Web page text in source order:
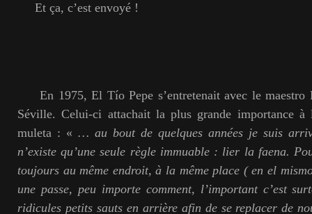
Et ça, c’est envoyé !
En 1975, El Tío Pepe s’entretenait avec le maestro
Séville. Celui-ci attachait la plus grande importance à
muleta : « … au bout de quelques années je suis
n’existe qu’une seule règle immuable : lier la faena.
toujours au même endroit, à la même place ( en el
une passe, peu importe comment, l’important c’est
ridicules petits sauts en arrière afin de se replacer de